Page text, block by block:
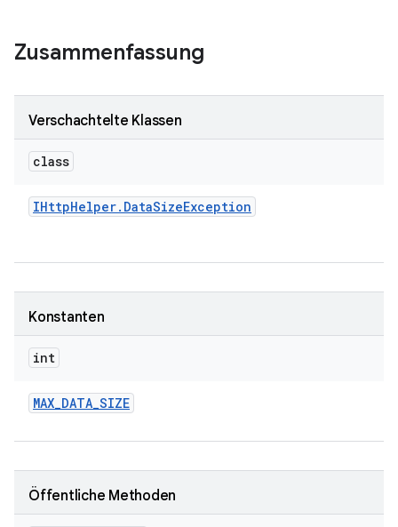
Zusammenfassung
Verschachtelte Klassen
class
IHttpHelper. DataSizeException
Konstanten
int
MAX_DATA_SIZE
Öffentliche Methoden